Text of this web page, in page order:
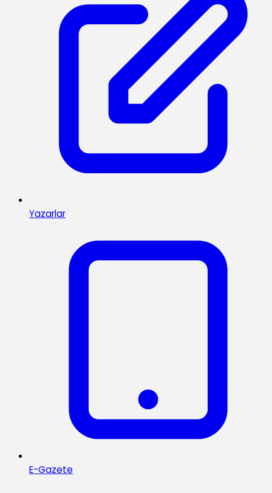
Yazarlar
E-Gazete